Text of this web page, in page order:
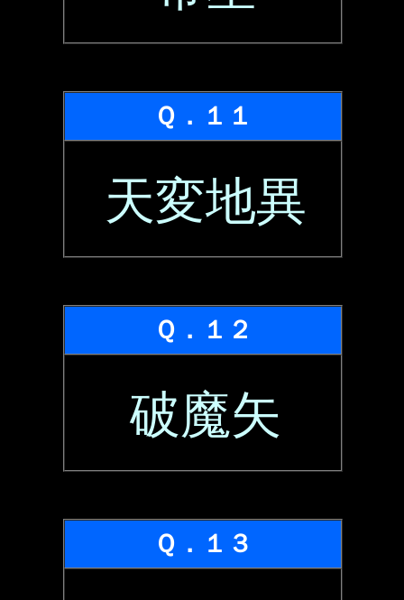
Ｑ．１１
天変地異
Ｑ．１２
破魔矢
Ｑ．１３